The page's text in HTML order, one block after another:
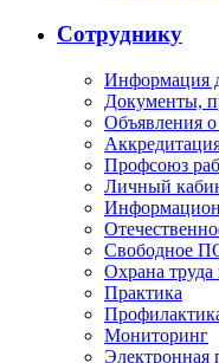
Сотруднику
Информация
Документы,
Объявления
Профсоюз
Личный
Свободное
Охрана
Практика
Мониторинг
Электронная